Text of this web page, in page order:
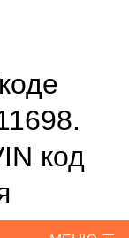
код